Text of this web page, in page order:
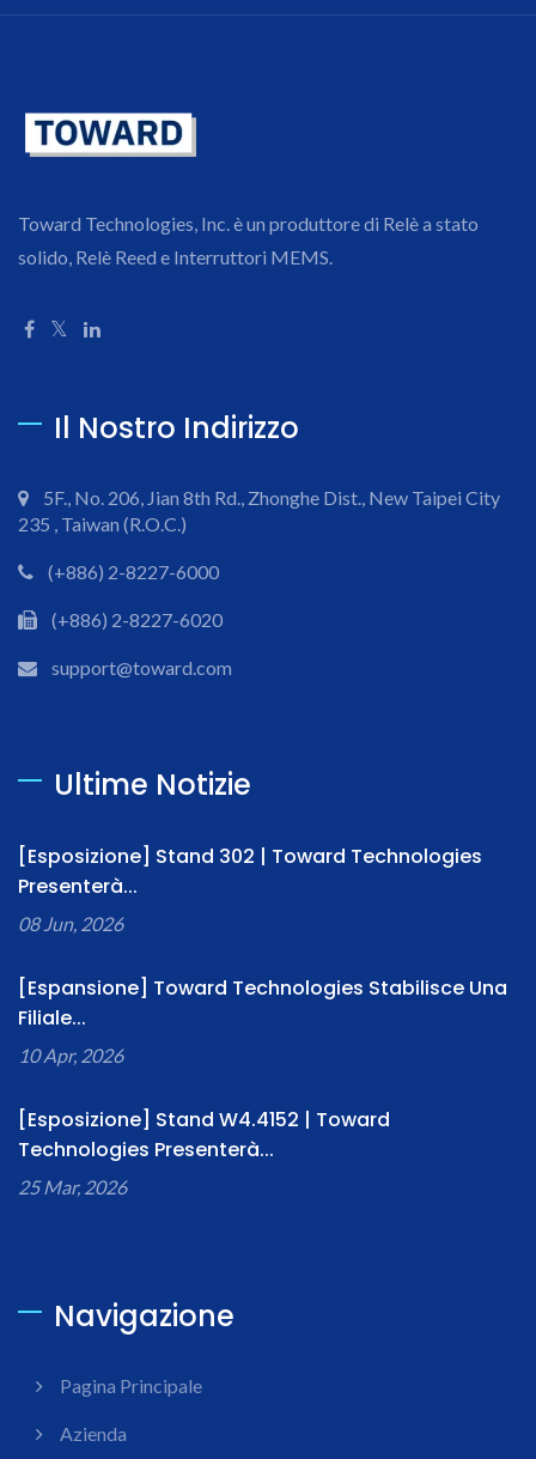
Toward Technologies, Inc. è un produttore di Relè a stato
solido, Relè Reed e Interruttori MEMS.
Il Nostro Indirizzo
5F., No. 206, Jian 8th Rd., Zhonghe Dist., New Taipei City
235 , Taiwan (R.O.C.)
(+886) 2-8227-6000
(+886) 2-8227-6020
support@toward.com
Ultime Notizie
[Esposizione] Stand 302 | Toward Technologies
Presenterà...
08 Jun, 2026
[Espansione] Toward Technologies Stabilisce Una
Filiale...
10 Apr, 2026
[Esposizione] Stand W4.4152 | Toward
Technologies Presenterà...
25 Mar, 2026
Navigazione
Pagina Principale
Azienda